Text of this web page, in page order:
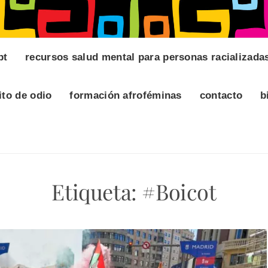
recursos salud mental para personas
de odio formación afroféminas contacto
Etiqueta: #Boicot